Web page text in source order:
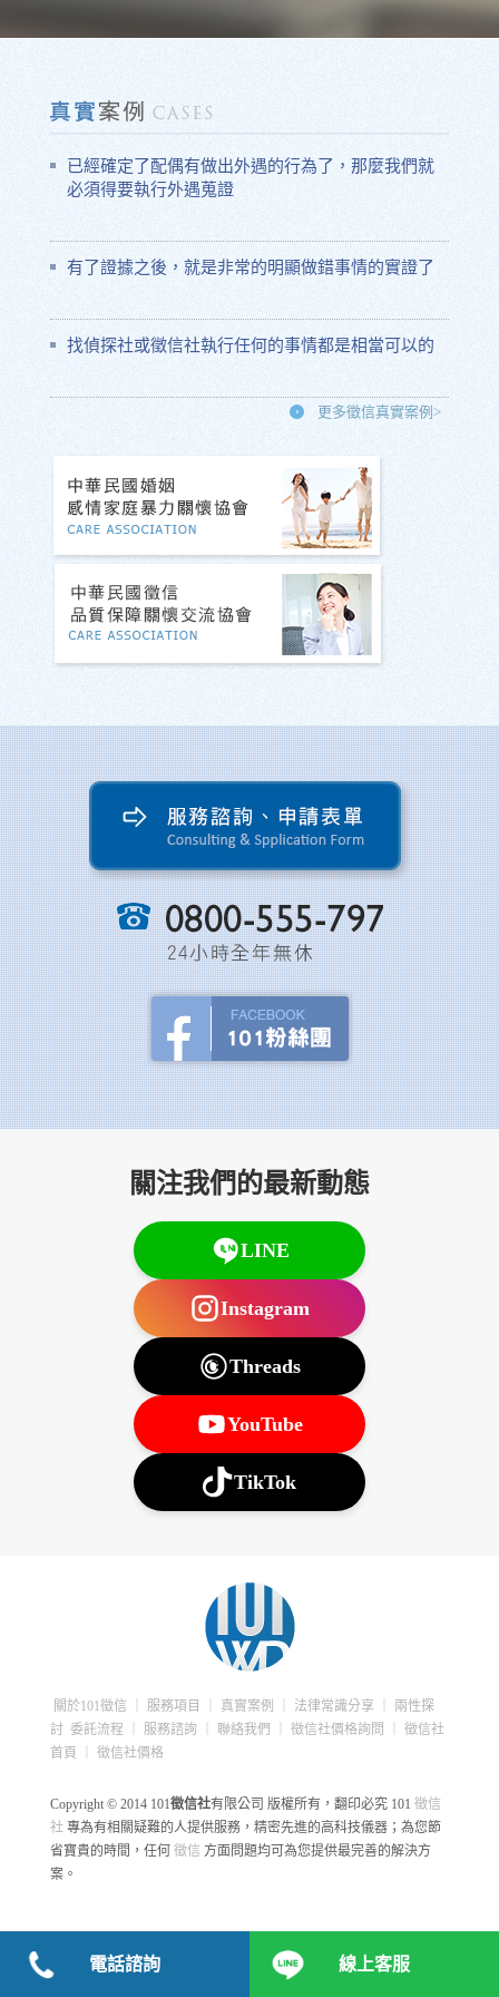
已經確定了配偶有做出外遇的行為了，那麼我們就
必須得要執行外遇蒐證
有了證據之後，就是非常的明顯做錯事情的實證了
找偵探社或徵信社執行任何的事情都是相當可以的
更多徵信真實案例>
關注我們的最新動態
LINE
Instagram
Threads
YouTube
TikTok
關於101徵信 服務項目 真實案例 法律常識分享
兩性探
討 委託流程 服務諮詢 聯絡我們 徵信社價格詢問
徵信社
首頁
徵信社價格
Copyright © 2014 101徵信社有限公司 版權所有，翻印必究101 徵信
社 專為有相關疑難的人提供服務，精密先進的高科技儀器；為您節
省寶貴的時間，任何 徵信 方面問題均可為您提供最完善的解決方
案。
電話諮詢 線上客服